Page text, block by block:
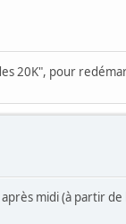
20K", pour
midi (à partir